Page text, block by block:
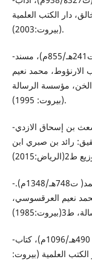
دار الكتب العلمية
(بيروت:2003).
-ابن حنبل ،ابو عبد الله أحمد بن محمد الشيباني(ت241هـ/855م)، مسند
الارنؤوط، محمد نعيم
مؤسسة الرسالة
(بيروت: 1995).
-ابو داود، سليمان بن الاشعث بن إسحاق الازدي
داود، تحقيق: رائد بن صبري ابن
-الذهبي، أبو عبدالله شمس الدين محمد بن أحمد( ت748هـ/1348م).
نعيم العرقسوسي،
-السرخسي، محمد بن أحمد بن ابي سهل (ت 490هـ/1096م)، كتاب
العلمية (بيروت: